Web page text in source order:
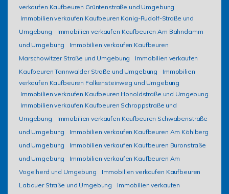
verkaufen Kaufbeuren Grüntenstraße und Umgebung
Immobilien verkaufen Kaufbeuren König-Rudolf-Straße und
Umgebung
Immobilien verkaufen Kaufbeuren Am Bahndamm
und Umgebung
Immobilien verkaufen Kaufbeuren
Marschowitzer Straße und Umgebung
Immobilien verkaufen
Kaufbeuren Tannwalder Straße und Umgebung
Immobilien
verkaufen Kaufbeuren Falkensteinweg und Umgebung
Immobilien verkaufen Kaufbeuren Honoldstraße und Umgebung
Immobilien verkaufen Kaufbeuren Schroppstraße und
Umgebung
Immobilien verkaufen Kaufbeuren Schwabenstraße
und Umgebung
Immobilien verkaufen Kaufbeuren Am Köhlberg
und Umgebung
Immobilien verkaufen Kaufbeuren Buronstraße
und Umgebung
Immobilien verkaufen Kaufbeuren Am
Vogelherd und Umgebung
Immobilien verkaufen Kaufbeuren
Labauer Straße und Umgebung
Immobilien verkaufen